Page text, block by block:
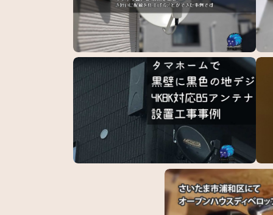
豊島区でアンテナ線引き込み改修と4K8KBS… 一
タマホームで黒色BSと地デジアンテナ工事
柏